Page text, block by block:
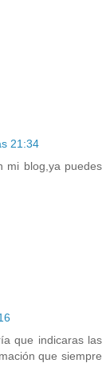
21:34
mi blog,ya puedes
que indicaras las
que siempre